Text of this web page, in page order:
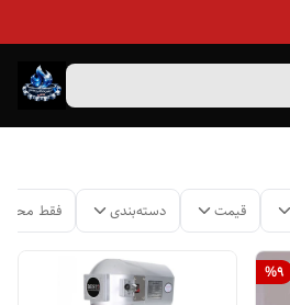
قیمت دسته‌بندی فقط
%9